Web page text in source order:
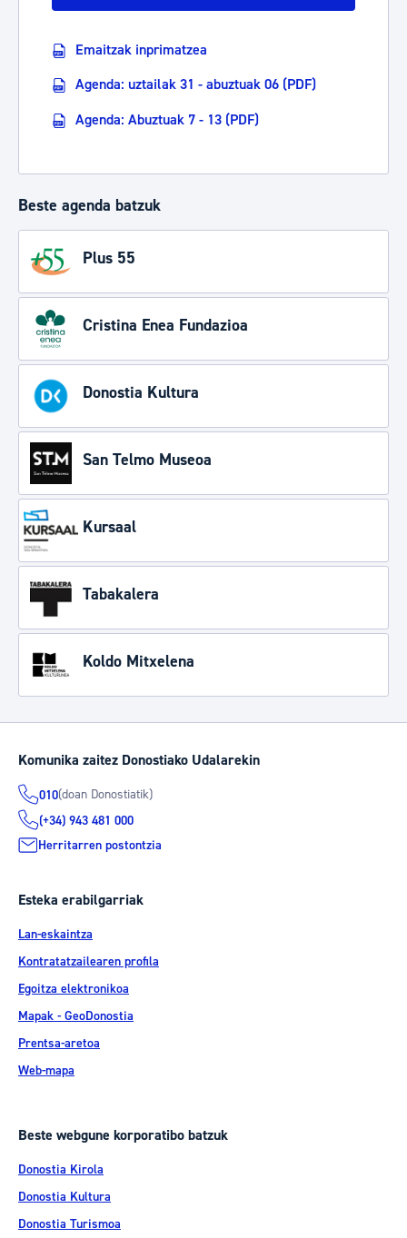
Emaitzak inprimatzea
Agenda: uztailak 31 - abuztuak 06 (PDF)
Agenda: Abuztuak 7 - 13 (PDF)
Beste agenda batzuk
Plus 55
Cristina Enea Fundazioa
Donostia Kultura
San Telmo Museoa
Kursaal
Tabakalera
Koldo Mitxelena
Komunika zaitez Donostiako Udalarekin
010(doan Donostiatik)
(+34) 943 481 000
Herritarren postontzia
Esteka erabilgarriak
Lan-eskaintza
Kontratatzailearen profila
Egoitza elektronikoa
Mapak - GeoDonostia
Prentsa-aretoa
Web-mapa
Beste webgune korporatibo batzuk
Donostia Kirola
Donostia Kultura
Donostia Turismoa